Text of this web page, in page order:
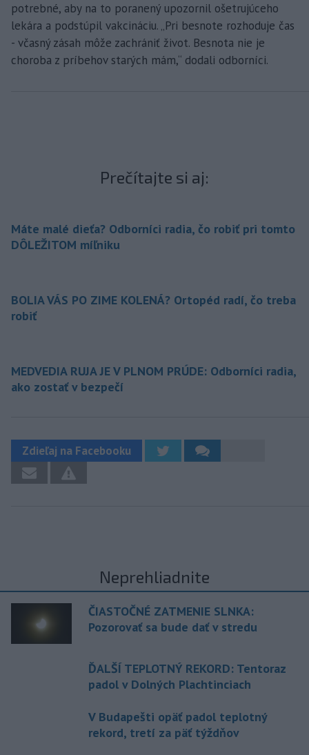
potrebné, aby na to poranený upozornil ošetrujúceho
lekára a podstúpil vakcináciu. „Pri besnote rozhoduje čas
- včasný zásah môže zachrániť život. Besnota nie je
choroba z príbehov starých mám,“ dodali odborníci.
Prečítajte si aj:
Máte malé dieťa? Odborníci radia, čo robiť pri tomto
DÔLEŽITOM míľniku
BOLIA VÁS PO ZIME KOLENÁ? Ortopéd radí, čo treba
robiť
MEDVEDIA RUJA JE V PLNOM PRÚDE: Odborníci radia,
ako zostať v bezpečí
Zdieľaj na Facebooku
Neprehliadnite
ČIASTOČNÉ ZATMENIE SLNKA:
Pozorovať sa bude dať v stredu
ĎALŠÍ TEPLOTNÝ REKORD: Tentoraz
padol v Dolných Plachtinciach
V Budapešti opäť padol teplotný
rekord, tretí za päť týždňov